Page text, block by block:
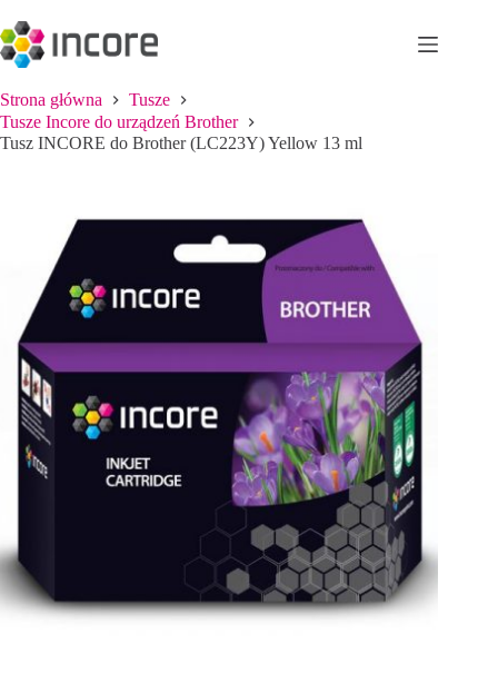
do
treści
Strona główna
Tusze
Tusze Incore do urządzeń Brother
Tusz INCORE do Brother (LC223Y) Yellow 13 ml